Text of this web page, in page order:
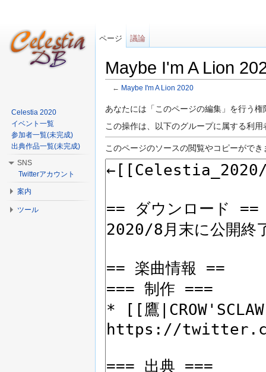
Maybe I'm A Lion
← Maybe I'm A Lion 2020
あなたには「このページの編集」を行う
この操作は、以下のグループに属する利
このページのソースの閲覧やコピーができ
ページ 議論
Celestia 2020
イベント一覧
参加者一覧(未完成)
出典作品一覧(未完成)
SNS
Twitterアカウント
案内
ツール